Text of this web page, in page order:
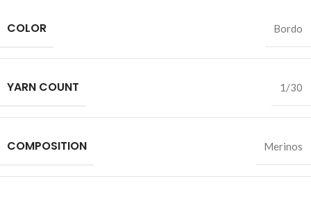
COLOR Bordo
YARN COUNT 1/30
COMPOSITION Merinos